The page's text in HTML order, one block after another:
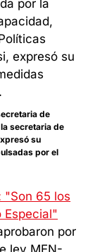
de
secretaria de
su
por el
"Son 65 los
Especial"
por